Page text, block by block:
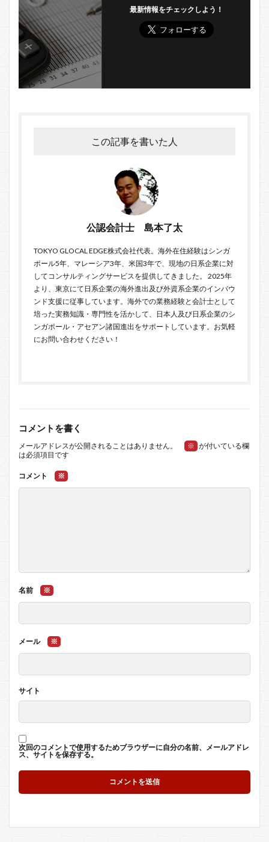
最新情報をチェックしよう！
この記事を書いた人
公認会計士 島本了太
TOKYO GLOCAL EDGE株式会社代表。海外在住経験はシンガ
ポール5年、マレーシア3年、米国3年で、現地の日系企業に対
してコンサルティングサービスを提供してきました。 2025年
より、東京にて日系企業の海外進出及び外資系企業のインバウ
ンド支援に従事しています。海外での業務経験と会計士として
培った実務知識・専門性を活かして、日本人及び日系企業のシ
ンガポール・アセアン諸国進出をサポートしています。お気軽
にお問い合わせ ください！
コメントを書く
メールアドレスが公開されることはありません。 ※ が付いている欄
は必須項目です
コメント ※
名前 ※
メール ※
サイト
次回のコメントで使用するためブラウザーに自分の名前、メールアドレ
ス、サイトを保存する。